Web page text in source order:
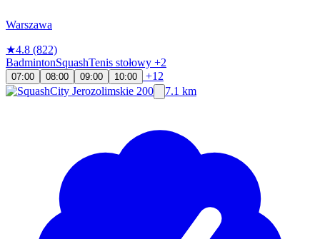
Warszawa
★4.8 (822)
BadmintonSquashTenis stołowy +2
07:00 08:00 09:00 10:00
+12
7.1 km